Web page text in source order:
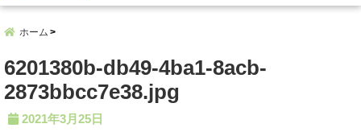
ホーム
6201380b-db49-4ba1-8acb-
2873bbcc7e38.jpg
2021年3月25日